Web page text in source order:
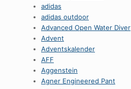
adidas
adidas outdoor
Advanced Open Water Diver
Advent
Adventskalender
AFF
Aggenstein
Agner Engineered Pant